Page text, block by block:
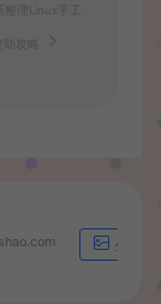
理Linux手工
攻略
生成海